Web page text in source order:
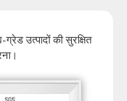
ग्रेड उत्पादों की सुरक्षित